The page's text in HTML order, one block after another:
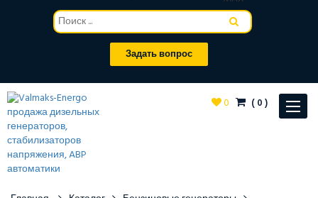
Задать вопрос
Toggle
0 (0)